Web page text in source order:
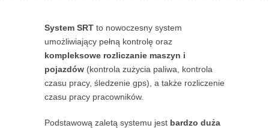
System SRT to nowoczesny system
umożliwiający pełną kontrolę oraz
kompleksowe rozliczanie maszyn i
pojazdów (kontrola zużycia paliwa, kontrola
czasu pracy, śledzenie gps), a także rozliczenie
czasu pracy pracowników.
Podstawową zaletą systemu jest bardzo duża